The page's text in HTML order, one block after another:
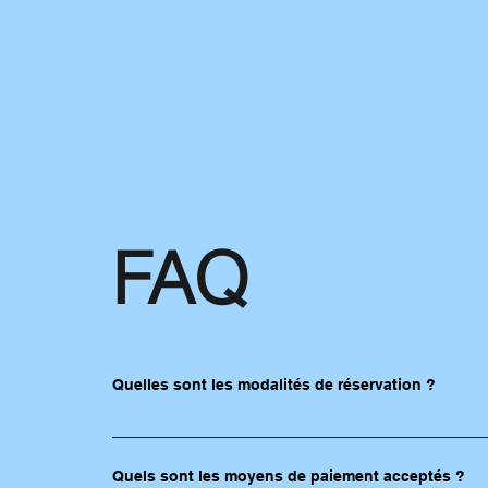
FAQ
Quelles sont les modalités de réservation ?
Les réservations se font uniquement par mail et par
Quels sont les moyens de paiement acceptés ?